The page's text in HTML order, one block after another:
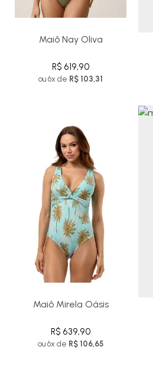
Maiô Nay Oliva
R$ 619,90
ou 6x de R$ 103,31
Maiô Mirela Oásis
R$ 639,90
ou 6x de R$ 106,65